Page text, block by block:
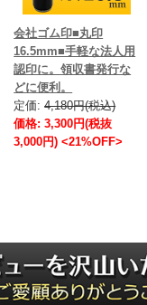
会社ゴム印■丸印
16.5mm■手軽な法人用
認印に。領収書発行な
どに便利。
定価:4,180円(税込)
価格: 3,300円(税抜
3,000円) <21%OFF>